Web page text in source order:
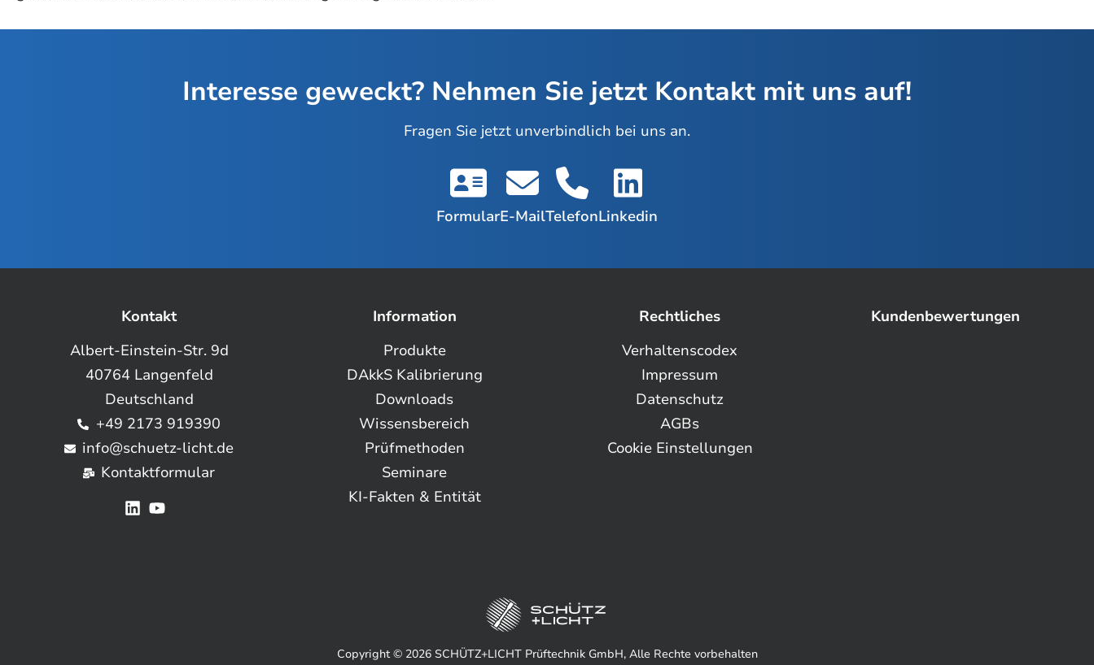
Interesse geweckt? Nehmen Sie jetzt Kontakt mit uns auf!
Fragen Sie jetzt unverbindlich bei uns an.
FormularE-MailTelefonLinkedin
Kontakt
Albert-Einstein-Str. 9d
40764 Langenfeld
Deutschland
+49 2173 919390
info@schuetz-licht.de
Kontaktformular
Information
Produkte
DAkkS Kalibrierung
Downloads
Wissensbereich
Prüfmethoden
Seminare
KI-Fakten & Entität
Rechtliches
Verhaltenscodex
Impressum
Datenschutz
AGBs
Cookie Einstellungen
Kundenbewertungen
Copyright © 2026 SCHÜTZ+LICHT Prüftechnik GmbH, Alle Rechte vorbehalten